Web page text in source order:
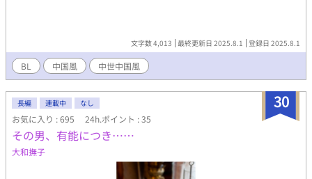
文字数 4,013 最終更新日 2025.8.1 登録日 2025.8.1
BL 中国風 中世中国風
30
長編 連載中 なし
お気に入り : 695 24h.ポイント : 35
その男、有能につき……
大和撫子